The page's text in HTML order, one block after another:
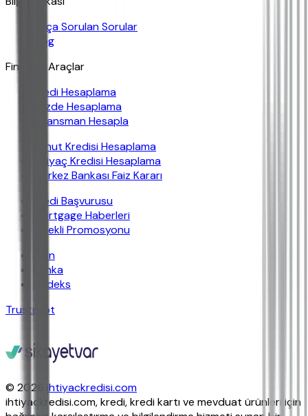
Sıkça Sorulan Sorular
Blog
Finansal Araçlar
Kredi Hesaplama
Yüzde Hesaplama
Finansman Hesapla
Konut Kredisi Hesaplama
İhtiyaç Kredisi Hesaplama
Merkez Bankası Faiz Kararı
Kredi Başvurusu
Mortgage Haberleri
Emekli Promosyonu
İban
Banka
Findeks
Trustpilot
© 2026
ihtiyackredisi.com
ihtiyackredisi.com, kredi, kredi kartı ve mevduat ürünleri için